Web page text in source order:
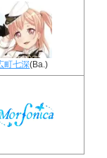
町七深(Ba.)